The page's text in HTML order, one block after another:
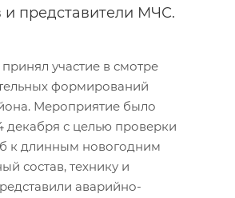
и представители МЧС.
участие в смотре
формирований
Мероприятие было
декабря с целью проверки
к длинным новогодним
состав, технику и
аварийно-